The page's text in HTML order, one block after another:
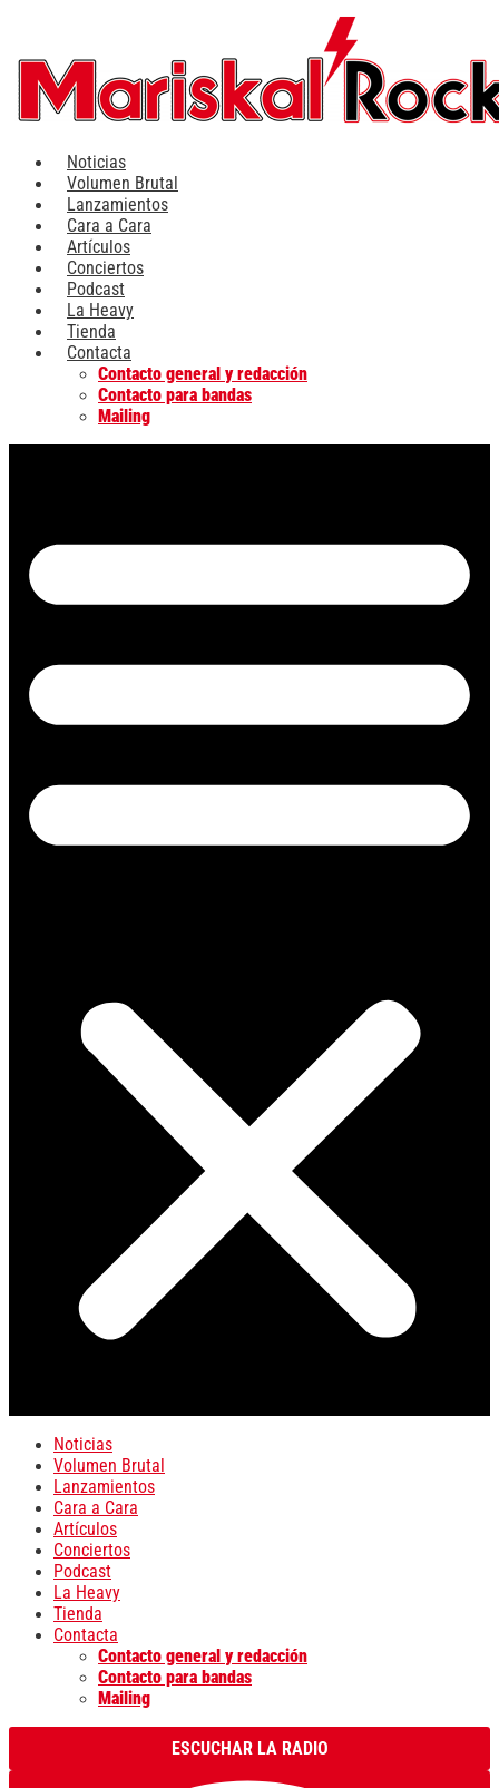
contenido
Noticias
Volumen Brutal
Lanzamientos
Cara a Cara
Artículos
Conciertos
Podcast
La Heavy
Tienda
Contacta
Contacto general y redacción
Contacto para bandas
Mailing
Noticias
Volumen Brutal
Lanzamientos
Cara a Cara
Artículos
Conciertos
Podcast
La Heavy
Tienda
Contacta
Contacto general y redacción
Contacto para bandas
Mailing
ESCUCHAR LA RADIO